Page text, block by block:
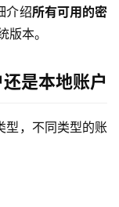
介绍所有可用的密
版本。
是本地账户
型，不同类型的账